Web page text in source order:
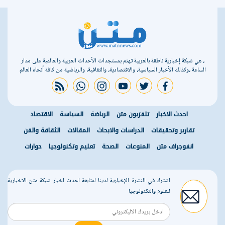
، هي شبكة إخبارية ناطقة بالعربية تهتم بمستجدات الأحداث العربية والعالمية على مدار
الساعة ،وكذلك الأخبار السياسية، والاقتصادية، والثقافية، والرياضية من كافة أنحاء العالم
facebook
twitter
youtube
instagram
whatsapp
rss feed
احدث الاخبار تلفزيون متن الرياضة السياسة
الاقتصاد
تقارير وتحقيقات
الدراسات والابحاث المقالات
الثقافة والفن
انفوجراف متن
المنوعات الصحة تعليم وتكنولوجيا حوارات
اشترك في النشرة الإخبارية لدينا لمتابعة احدث اخبار شبكة متن الاخبارية
للعلوم والتكنولوجيا